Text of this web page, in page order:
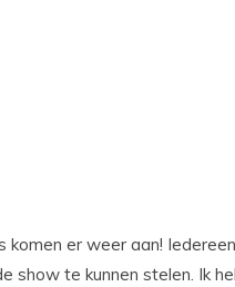
er weer aan!
show te kunnen stelen. Ik